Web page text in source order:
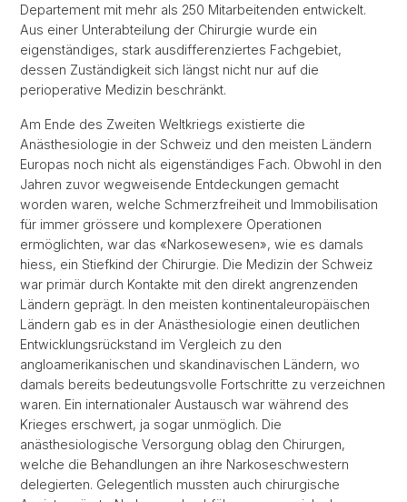
Departement mit mehr als 250 Mitarbeitenden entwickelt.
Aus einer Unterabteilung der Chirurgie wurde ein
eigenständiges, stark ausdifferenziertes Fachgebiet,
dessen Zuständigkeit sich längst nicht nur auf die
perioperative Medizin beschränkt.
Am Ende des Zweiten Weltkriegs existierte die
Anästhesiologie in der Schweiz und den meisten Ländern
Europas noch nicht als eigenständiges Fach. Obwohl in den
Jahren zuvor wegweisende Entdeckungen gemacht
worden waren, welche Schmerzfreiheit und Immobilisation
für immer grössere und komplexere Operationen
ermöglichten, war das «Narkosewesen», wie es damals
hiess, ein Stiefkind der Chirurgie. Die Medizin der Schweiz
war primär durch Kontakte mit den direkt angrenzenden
Ländern geprägt. In den meisten kontinentaleuropäischen
Ländern gab es in der Anästhesiologie einen deutlichen
Entwicklungsrückstand im Vergleich zu den
angloamerikanischen und skandinavischen Ländern, wo
damals bereits bedeutungsvolle Fortschritte zu verzeichnen
waren. Ein internationaler Austausch war während des
Krieges erschwert, ja sogar unmöglich. Die
anästhesiologische Versorgung oblag den Chirurgen,
welche die Behandlungen an ihre Narkoseschwestern
delegierten. Gelegentlich mussten auch chirurgische